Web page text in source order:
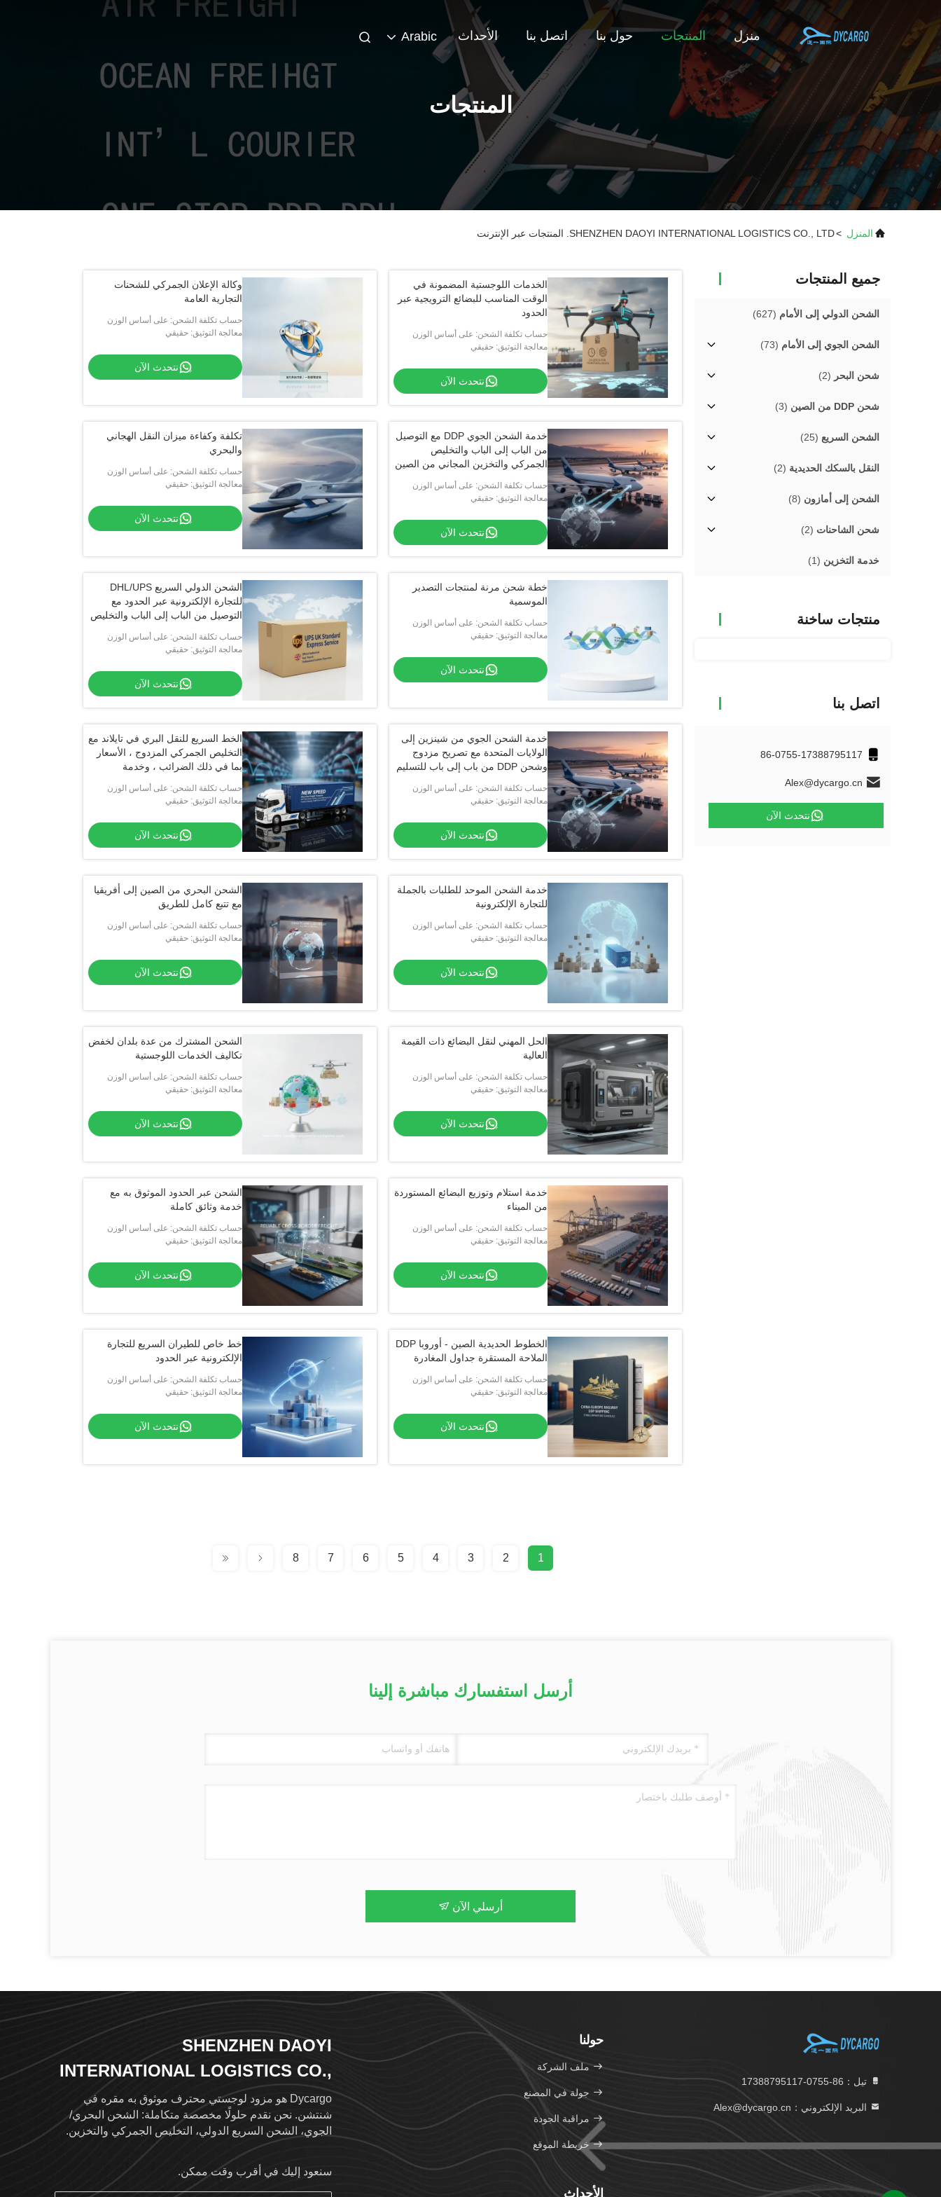
منزل المنتجات حول بنا اتصل بنا الأحداث Arabic
المنتجات
المنزل >SHENZHEN DAOYI INTERNATIONAL LOGISTICS CO., LTD. المنتجات عبر الإنترنت
جميع المنتجات
الشحن الدولي إلى الأمام (627)
الشحن الجوي إلى الأمام (73)
شحن البحر (2)
شحن DDP من الصين (3)
الشحن السريع (25)
النقل بالسكك الحديدية (2)
الشحن إلى أمازون (8)
شحن الشاحنات (2)
خدمة التخزين (1)
منتجات ساخنة
اتصل بنا
86-0755-17388795117
Alex@dycargo.cn
نتحدث الآن
الخدمات اللوجستية المضمونة في
الوقت المناسب للبضائع الترويجية عبر
الحدود
حساب تكلفة الشحن: على أساس الوزن
والحجم والمسافة
معالجة التوثيق: حقيقي
نتحدث الآن
وكالة الإعلان الجمركي للشحنات
التجارية العامة
حساب تكلفة الشحن: على أساس الوزن
والحجم والمسافة
معالجة التوثيق: حقيقي
نتحدث الآن
خدمة الشحن الجوي DDP مع التوصيل
من الباب إلى الباب والتخليص
الجمركي والتخزين المجاني من الصين
حساب تكلفة الشحن: على أساس الوزن
والحجم والمسافة
معالجة التوثيق: حقيقي
نتحدث الآن
تكلفة وكفاءة ميزان النقل الهجاني
والبحري
حساب تكلفة الشحن: على أساس الوزن
والحجم والمسافة
معالجة التوثيق: حقيقي
نتحدث الآن
خطة شحن مرنة لمنتجات التصدير
الموسمية
حساب تكلفة الشحن: على أساس الوزن
والحجم والمسافة
معالجة التوثيق: حقيقي
نتحدث الآن
الشحن الدولي السريع DHL/UPS
للتجارة الإلكترونية عبر الحدود مع
التوصيل من الباب إلى الباب والتخليص
الجمركي الذكي والتخزين المجاني
لمدة 7 أيام
حساب تكلفة الشحن: على أساس الوزن
والحجم والمسافة
معالجة التوثيق: حقيقي
نتحدث الآن
خدمة الشحن الجوي من شينزين إلى
الولايات المتحدة مع تصريح مزدوج
وشحن DDP من باب إلى باب للتسليم
حساب تكلفة الشحن: على أساس الوزن
والحجم والمسافة
معالجة التوثيق: حقيقي
نتحدث الآن
الخط السريع للنقل البري في تايلاند مع
التخليص الجمركي المزدوج ، الأسعار
بما في ذلك الضرائب ، وخدمة
الخدمات اللوجستية الواحدة
حساب تكلفة الشحن: على أساس الوزن
والحجم والمسافة
معالجة التوثيق: حقيقي
نتحدث الآن
خدمة الشحن الموحد للطلبات بالجملة
للتجارة الإلكترونية
حساب تكلفة الشحن: على أساس الوزن
والحجم والمسافة
معالجة التوثيق: حقيقي
نتحدث الآن
الشحن البحري من الصين إلى أفريقيا
مع تتبع كامل للطريق
حساب تكلفة الشحن: على أساس الوزن
والحجم والمسافة
معالجة التوثيق: حقيقي
نتحدث الآن
الحل المهني لنقل البضائع ذات القيمة
العالية
حساب تكلفة الشحن: على أساس الوزن
والحجم والمسافة
معالجة التوثيق: حقيقي
نتحدث الآن
الشحن المشترك من عدة بلدان لخفض
تكاليف الخدمات اللوجستية
حساب تكلفة الشحن: على أساس الوزن
والحجم والمسافة
معالجة التوثيق: حقيقي
نتحدث الآن
خدمة استلام وتوزيع البضائع المستوردة
من الميناء
حساب تكلفة الشحن: على أساس الوزن
والحجم والمسافة
معالجة التوثيق: حقيقي
نتحدث الآن
الشحن عبر الحدود الموثوق به مع
خدمة وثائق كاملة
حساب تكلفة الشحن: على أساس الوزن
والحجم والمسافة
معالجة التوثيق: حقيقي
نتحدث الآن
الخطوط الحديدية الصين - أوروبا DDP
الملاحة المستقرة جداول المغادرة
حساب تكلفة الشحن: على أساس الوزن
والحجم والمسافة
معالجة التوثيق: حقيقي
نتحدث الآن
خط خاص للطيران السريع للتجارة
الإلكترونية عبر الحدود
حساب تكلفة الشحن: على أساس الوزن
والحجم والمسافة
معالجة التوثيق: حقيقي
نتحدث الآن
1
2
3
4
5
6
7
8
أرسل استفسارك مباشرة إلينا
أرسلي الآن
تيل：86-0755-17388795117
البريد الإلكتروني：Alex@dycargo.cn
حولنا
ملف الشركة
جولة في المصنع
مراقبة الجودة
خريطة الموقع
الأحداث
SHENZHEN DAOYI
INTERNATIONAL LOGISTICS CO.,
LTD.
Dycargo هو مزود لوجستي محترف موثوق به مقره في
شنتشن. نحن نقدم حلولًا مخصصة متكاملة: الشحن البحري/
الجوي، الشحن السريع الدولي، التخليص الجمركي والتخزين.
وكيل خارجي موثوق به، تتوفر خدمة تتبع الشحنات في الوقت
سنعود إليك في أقرب وقت ممكن.